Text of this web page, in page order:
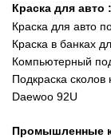
093 611-39-23
(ориентир:
Одесса
пр-т Акад. Глушко,
066 554-97-70
Доставка и оплата
Сотрудничество
Наши публикации
Публичная оферта
Политика
Краска для авто :
Краска для авто
Краска в банках
Компьютерный
Подкраска
Daewoo 92U
Промышленные